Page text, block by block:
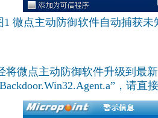
1 微点主动防御软件自动捕获
将微点主动防御软件升级到最
，请直